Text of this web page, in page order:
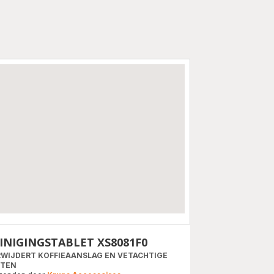
XS8081F0
KOFFIEAANSLAG EN VETACHTIGE